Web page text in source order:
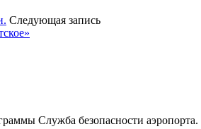
Следующая запись
Служба безопасности аэропорта.